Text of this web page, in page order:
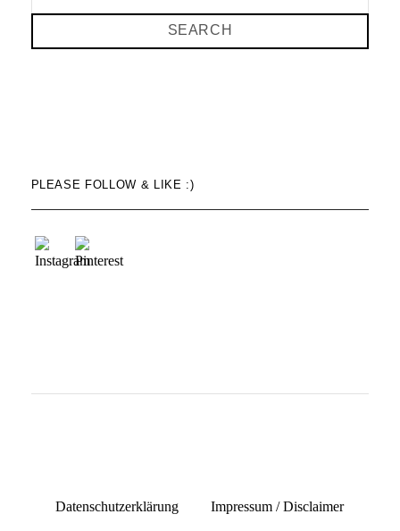
SEARCH
PLEASE FOLLOW & LIKE :)
Datenschutzerklärung Impressum / Disclaimer